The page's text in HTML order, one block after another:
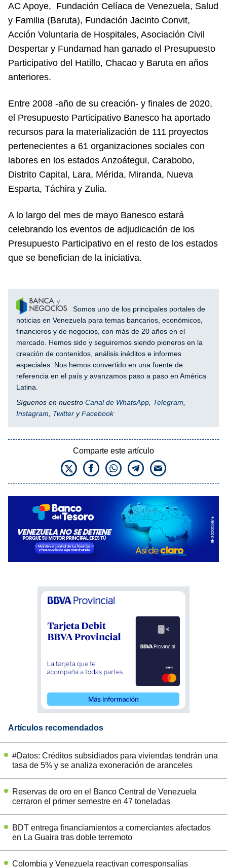
AC Apoye, Fundación Celíaca de Venezuela, Salud
y Familia (Baruta), Fundación Jacinto Convit,
Acción Voluntaria de Hospitales, Asociación Civil
Despertar y Fundamad han ganado el Presupuesto
Participativo del Hatillo, Chacao y Baruta en años
anteriores.
Entre 2008 -año de su creación- y finales de 2020,
el Presupuesto Participativo Banesco ha aportado
recursos para la materialización de 111 proyectos
pertenecientes a 61 organizaciones sociales con
labores en los estados Anzoátegui, Carabobo,
Distrito Capital, Lara, Mérida, Miranda, Nueva
Esparta, Táchira y Zulia.
A lo largo del mes de mayo Banesco estará
celebrando los eventos de adjudicación de los
Presupuesto Participativo en el resto de los estados
que se benefician de la iniciativa.
Somos uno de los principales portales de
noticias en Venezuela para temas bancarios, económicos,
financieros y de negocios, con más de 20 años en el
mercado. Hemos sido y seguiremos siendo pioneros en la
creación de contenidos, análisis inéditos e informes
especiales. Nos hemos convertido en una fuente de
referencia en el país y avanzamos paso a paso en América
Latina.
Síguenos en nuestro Canal de WhatsApp Telegram
Instagram
Twitter yFacebook
Comparte este artículo
Artículos recomendados
#Datos: Créditos subsidiados para viviendas tendrán una
tasa de 5% y se analiza exoneración de aranceles
Reservas de oro en el Banco Central de Venezuela
cerraron el primer semestre en 47 toneladas
BDT entrega financiamientos a comerciantes afectados
en La Guaira tras doble terremoto
Colombia y Venezuela reactivan corresponsalías